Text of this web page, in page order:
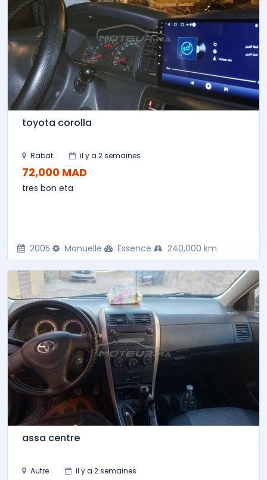
toyota corolla
Rabat il y a 2 semaines
72,000 MAD
tres bon eta
2005 Manuelle Essence 240,000 km
assa centre
Autre il y a 2 semaines